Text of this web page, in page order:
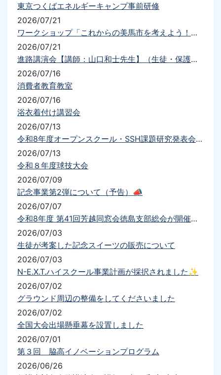
東京つくばエネルギーキャンプ事前研修
2026/07/21
ワークショップ「これからの美馬市を考えよう！！」
2026/07/21
進路講演会【講師：山口和士先生】（生徒・保護者）を実施しました
2026/07/16
消費者教育教室
2026/07/16
浴衣着付け講習会
2026/07/13
令和8年度オープンスクール・SSH課題研究発表会について（要項・送迎）
2026/07/13
令和８年度球技大会
2026/07/09
記念事業第2弾について（予告）📣
2026/07/07
令和8年度 第41回芳越同窓会徳島支部総会が開催されました
2026/07/03
生徒が考案した記念スイーツの販売について
2026/07/03
N-E.X.T.ハイスクール事業計画が採択されました✨
2026/07/02
グラウンド周辺の整備をしてくださいました
2026/07/02
全国大会出場懸垂幕を設置しました
2026/07/01
第３回 脇高イノベーションプログラム
2026/06/26